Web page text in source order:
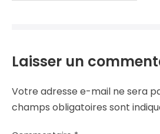
Laisser un
Votre adresse e-mail ne sera
champs obligatoires sont